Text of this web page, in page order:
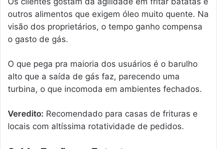
outros alimentos que exigem óleo muito quente. Na
visão dos proprietários, o tempo ganho compensa
o gasto de gás.
O que pega pra maioria dos usuários é o barulho
alto que a saída de gás faz, parecendo uma
turbina, o que incomoda em ambientes fechados.
Veredito: Recomendado para casas de frituras e
locais com altíssima rotatividade de pedidos.